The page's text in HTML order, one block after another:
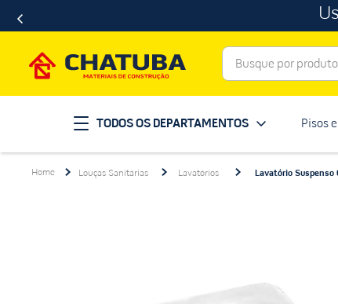
Busque por produtos,
TODOS OS DEPARTAMENTOS Pisos
Louças Sanitárias Lavatórios Lavatório Suspenso
1 º porcelanato
2º telha
revestimento
chuveiro